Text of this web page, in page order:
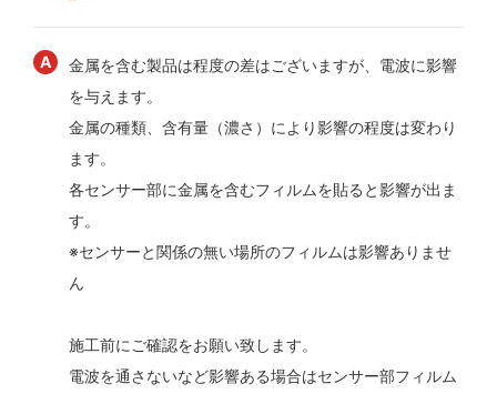
金属を含む製品は程度の差はございますが、電波に影響
を与えます。
金属の種類、含有量（濃さ）により影響の程度は変わり
ます。
各センサー部に金属を含むフィルムを貼ると影響が出ま
す。
※センサーと関係の無い場所のフィルムは影響ありませ
ん
施工前にご確認をお願い致します。
電波を通さないなど影響ある場合はセンサー部フィルム